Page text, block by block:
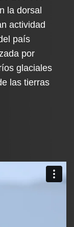
la dorsal
actividad
país
por
glaciales
las tierras